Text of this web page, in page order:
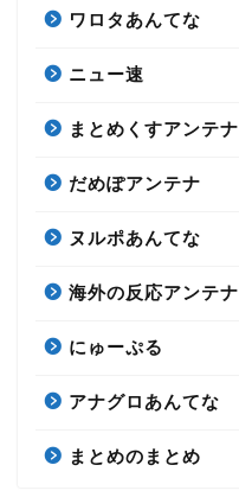
ワロタあんてな
ニュー速
まとめくすアンテナ
だめぽアンテナ
ヌルポあんてな
海外の反応アンテナ
にゅーぷる
アナグロあんてな
まとめのまとめ